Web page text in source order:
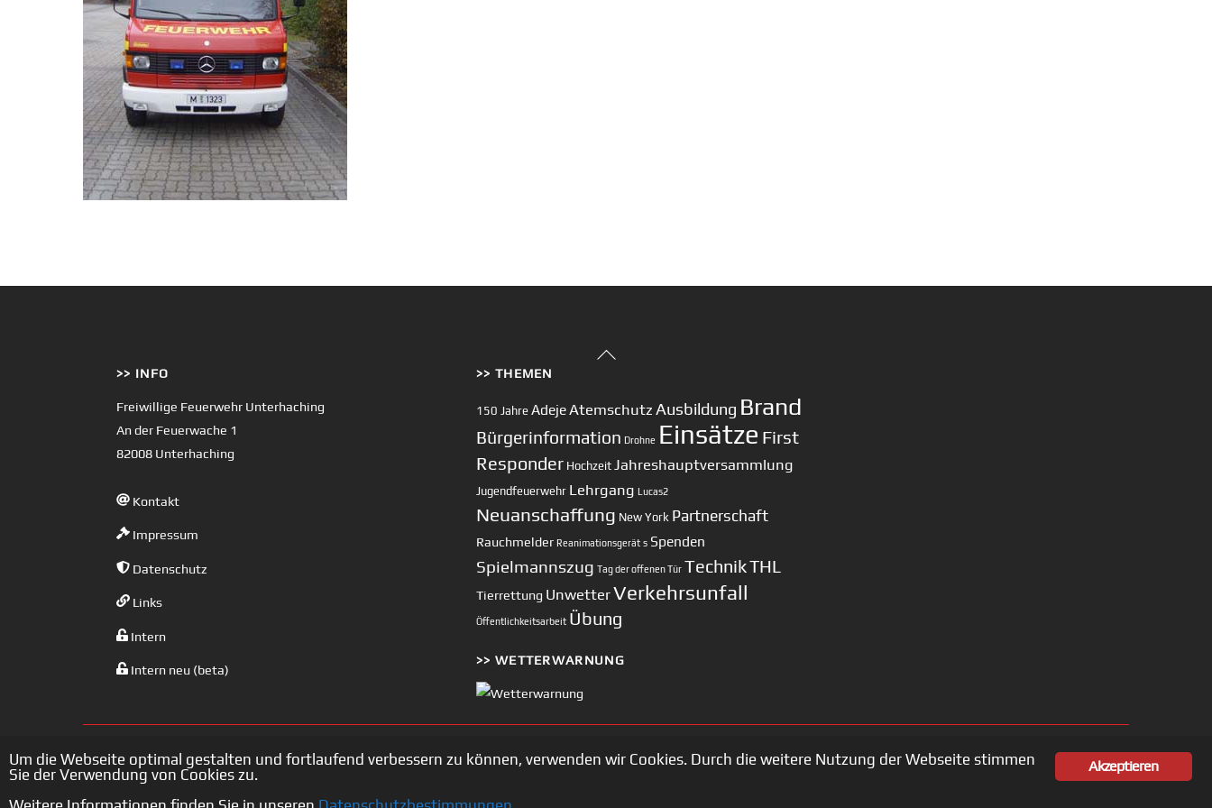
Back
>> INFO
Freiwillige Feuerwehr Unterhaching
An der Feuerwache 1
82008 Unterhaching
Kontakt
Impressum
Datenschutz
Links
Intern
Intern neu (beta)
>> THEMEN
150 Jahre AdejeAtemschutz Ausbildung Brand
Bürgerinformation Drohne Einsätze First
Responder Hochzeit Jahreshauptversammlung
Jugendfeuerwehr Lehrgang Lucas2
Neuanschaffung New York Partnerschaft
Rauchmelder Reanimationsgerät s Spenden
Spielmannszug Tag der offenen Tür TechnikTHL
Tierrettung UnwetterVerkehrsunfall
Öffentlichkeitsarbeit Übung
>> WETTERWARNUNG
Copyright © 2002-2026 Feuerwehr Unterhaching Akzeptieren
Um die Webseite optimal gestalten und fortlaufend verbessern zu können, verwenden wir Cookies. Durch die weitere Nutzung der Webseite stimmen
Sie der Verwendung von Cookies zu.